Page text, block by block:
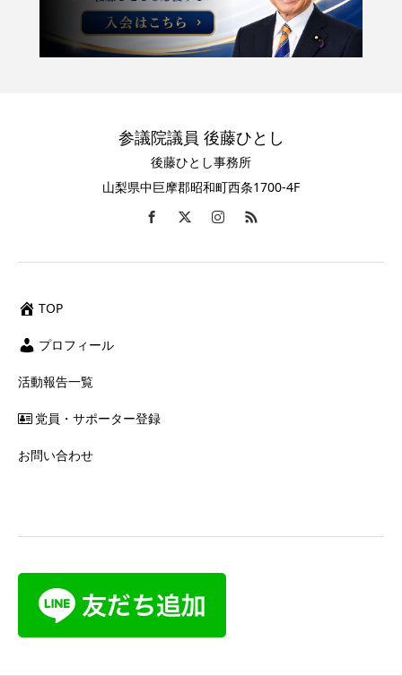
参議院議員 後藤ひとし
後藤ひとし事務所
山梨県中巨摩郡昭和町西条1700-4F
TOP
プロフィール
活動報告一覧
党員・サポーター登録
お問い合わせ